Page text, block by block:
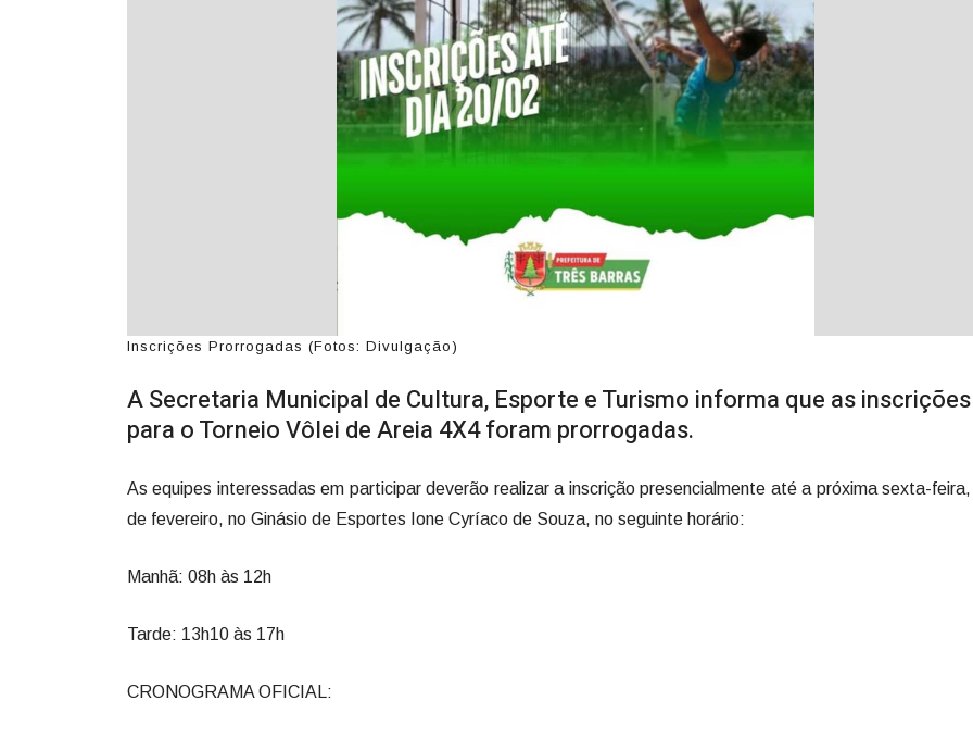
Inscrições Prorrogadas (Fotos: Divulgação)
A Secretaria Municipal de Cultura, Esporte e Turismo informa que as inscrições
para o Torneio Vôlei de Areia 4X4 foram prorrogadas.
As equipes interessadas em participar deverão realizar a inscrição presencialmente até a próxima sexta-
de fevereiro, no Ginásio de Esportes Ione Cyríaco de Souza, no seguinte horário:
Manhã: 08h às 12h
Tarde: 13h10 às 17h
CRONOGRAMA OFICIAL: